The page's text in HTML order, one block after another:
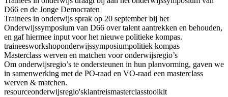
D66 en de Jonge Democraten
Trainees in onderwijs sprak op 20 september bij het
Onderwijssymposium van D66 over talent aantrekken en behouden,
en gaf hiermee input voor het nieuwe politieke kompas.
traineesworkshoponderwijssymposiumpolitiek kompas
Masterclass werven en matchen voor onderwijsregio’s
Om onderwijsregio’s te ondersteunen in hun planvorming, gaven we
in samenwerking met de PO-raad en VO-raad een masterclass
werven & matchen.
resourceonderwijsregio'sklantreismasterclasstoolkit